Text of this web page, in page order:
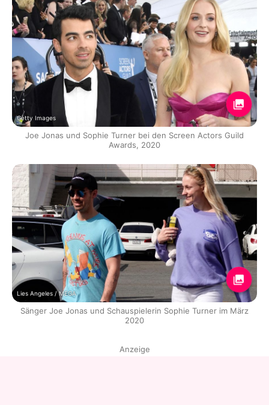
Getty Images
Joe Jonas und Sophie Turner bei den Screen Actors Guild
Awards, 2020
Lies Angeles / MEGA
Sänger Joe Jonas und Schauspielerin Sophie Turner im März
2020
Anzeige